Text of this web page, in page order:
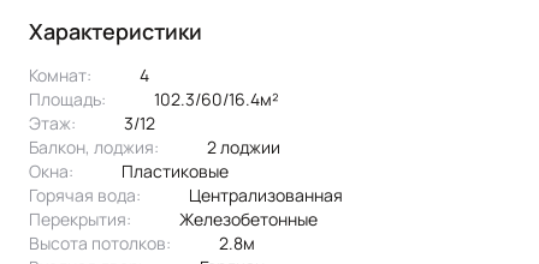
Характеристики
Комнат:
4
Площадь:
102.3/60/16.4м²
Этаж:
3/12
Балкон, лоджия:
2 лоджии
Окна:
пластиковые
Горячая вода:
централизованная
Перекрытия:
железобетонные
Высота потолков:
2.8м